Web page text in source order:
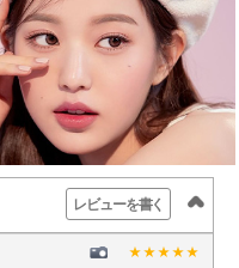
レビューを書く